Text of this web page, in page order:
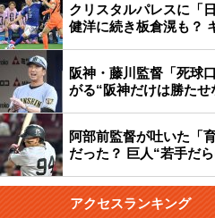
クリスタルパレスに「
健洋に続き板倉滉も？
阪神・藤川監督「死球
がる“阪神だけは勝たせ
阿部前監督が吐いた「
だった？ 巨人“若手だ
アクセスランキング